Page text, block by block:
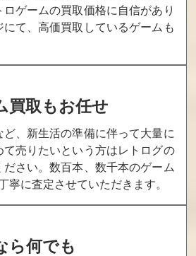
ゲームの買取価格に自信があり
にて、高価買取しているゲームも
買取もお任せ
、新生活の準備に伴って大量に
売りたいという方はレトログの
さい。数百本、数千本のゲーム
寧に査定させていただきます。
ら何でも